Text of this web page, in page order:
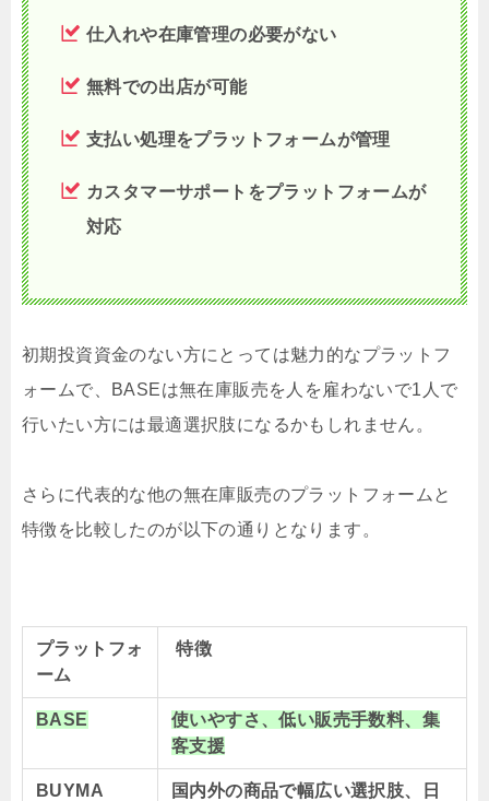
仕入れや在庫管理の必要がない
無料での出店が可能
支払い処理をプラットフォームが管理
カスタマーサポートをプラットフォームが
対応
初期投資資金のない方にとっては魅力的なプラットフ
ォームで、BASEは無在庫販売を人を雇わないで1人で
行いたい方には最適選択肢になるかもしれません。
さらに代表的な他の無在庫販売のプラットフォームと
特徴を比較したのが以下の通りとなります。
プラットフォ
ーム
特徴
BASE
使いやすさ、低い販売手数料、集
客支援
BUYMA
国内外の商品で幅広い選択肢、日